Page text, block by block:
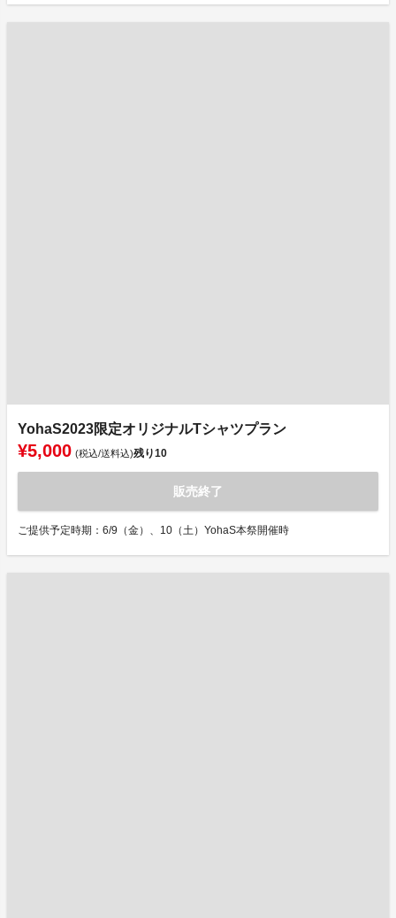
YohaS2023限定オリジナルTシャツプラン
¥5,000 (税込/送料込)残り10
販売終了
ご提供予定時期：6/9（金）、10（土）YohaS本祭開催時